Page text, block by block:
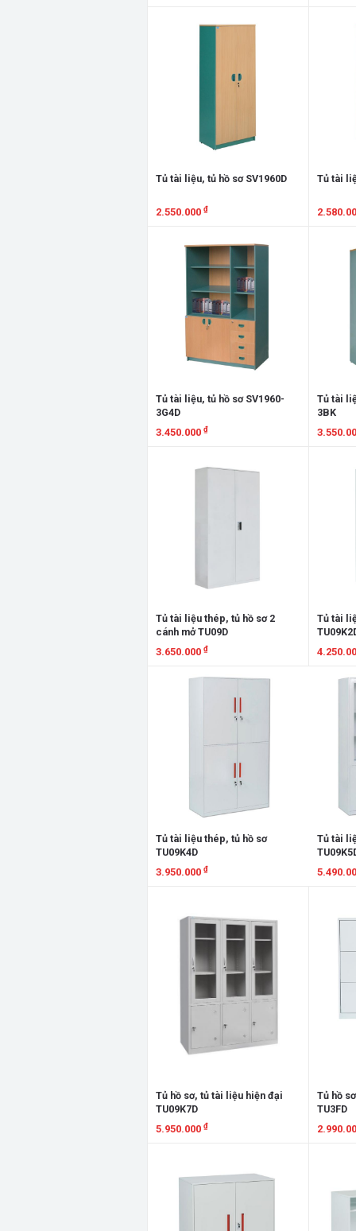
Tủ tài liệu, tủ hồ sơ SV1960D
2.550.000 ₫
Tủ tài
Tủ tài liệu, tủ hồ sơ SV1960-
3G4D
3.450.000 ₫
Tủ tài
3BK
Tủ tài liệu thép, tủ hồ sơ 2
cánh mở TU09D
3.650.000 ₫
Xem chi tiết
Tủ tài
Xem
Tủ tài liệu thép, tủ hồ sơ
TU09K4D
3.950.000 ₫
Tủ tài
Tủ hồ sơ, tủ tài liệu hiện đại
TU09K7D
5.950.000 ₫
Tủ hồ
TU3FD